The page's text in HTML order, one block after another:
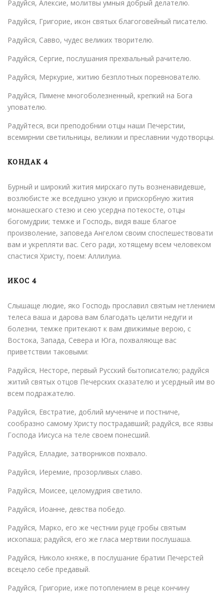
Радуйся, Алексие, молитвы умныя добрый делателю.
Радуйся, Григорие, икон святых благоговейный писателю.
Радуйся, Савво, чудес великих творителю.
Радуйся, Сергие, послушания прехвальный рачителю.
Радуйся, Меркурие, житию безплотных поревнователю.
Радуйся, Пимене многоболезненный, крепкий на Бога
упователю.
Радуйтеся, вси преподобнии отцы наши Печерстии,
всемирнии светильницы, великии и преславнии чудотворцы.
КОНДАК 4
Бурный и широкий жития мирскаго путь возненавидевше,
возлюбисте же вседушно узкую и прискорбную жития
монашескаго стезю и сею усердна потекосте, отцы
богомудрии; темже и Господь, видя ваше благое
произволение, заповеда Ангелом своим споспешествовати
вам и укрепляти вас. Сего ради, хотящему всем человеком
спастися Христу, поем: Аллилуиа.
ИКОС 4
Слышаще людие, яко Господь прославил святым нетлением
телеса ваша и дарова вам благодать целити недуги и
болезни, темже притекают к вам движимые верою, с
Востока, Запада, Севера и Юга, похваляюще вас
приветствии таковыми:
Радуйся, Несторе, первый Русский бытописателю; радуйся
житий святых отцов Печерских сказателю и усердный им во
всем подражателю.
Радуйся, Евстратие, доблий мучениче и постниче,
сообразно самому Христу пострадавший; радуйся, все язвы
Господа Иисуса на теле своем понесший.
Радуйся, Елладие, затворников похвало.
Радуйся, Иеремие, прозорливых славо.
Радуйся, Моисее, целомудрия светило.
Радуйся, Иоанне, девства победо.
Радуйся, Марко, его же честнии руце гробы святым
ископаша; радуйся, его же гласа мертвии послушаша.
Радуйся, Николо княже, в послушание братии Печерстей
всецело себе предавый.
Радуйся, Григорие, иже потоплением в реце кончину